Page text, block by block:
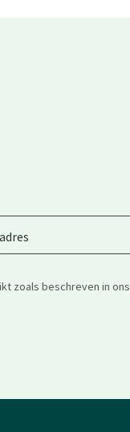
zoals beschreven in ons